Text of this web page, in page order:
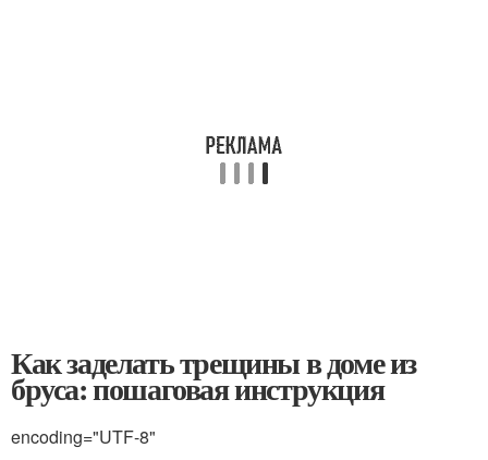
Как заделать трещины в доме из
бруса: пошаговая инструкция
encoding="UTF-8"